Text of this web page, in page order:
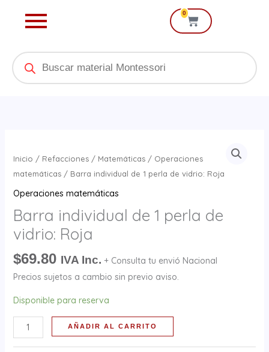
0
Cart
Products
search
Inicio / Refacciones/ Matemáticas/ Operaciones
matemáticas/ Barra individual de 1 perla de vidrio: Roja
Operaciones matemáticas
Barra individual de 1 perla de
vidrio: Roja
$69.80 IVA Inc. + Consulta tu envió Nacional
Precios sujetos a cambio sin previo aviso.
Disponible para reserva
individual
de
perla
de
vidrio:
cantidad
AÑADIR AL CARRITO